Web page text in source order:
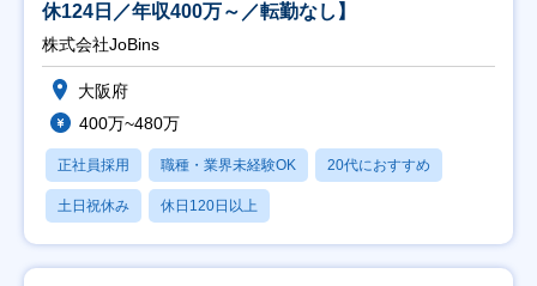
休124日／年収400万～／転勤なし】
株式会社JoBins
大阪府
400万~480万
正社員採用 職種・業界未経験OK 20代におすすめ
土日祝休み 休日120日以上